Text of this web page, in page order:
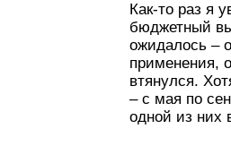
Как-то раз я
бюджетный
ожидалось –
применения,
втянулся.
– с мая по
одной из них